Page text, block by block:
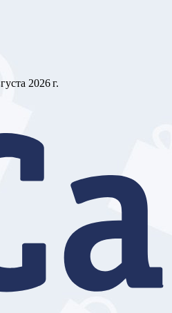
2026 г.